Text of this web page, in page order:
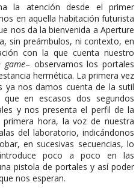
la atención desde el primer
en aquella habitación futurista
nos da la bienvenida a Aperture
sin preámbulos, ni contexto, en
con la que cuenta nuestro
game– observamos los portales
hermética. La primera vez
ya nos damos cuenta de la sutil
que en escasos dos segundos
y nos presenta el perfil de la
hora, la voz de nuestra
del laboratorio, indicándonos
en sucesivas secuencias, lo
poco a poco en las
pistola de portales y así poder
nos esperan.